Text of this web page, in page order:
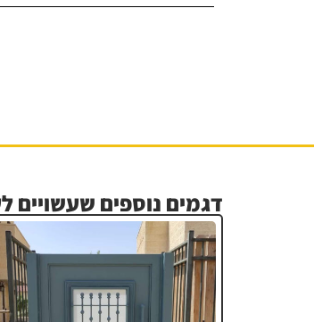
דגמים נוספים שעשויים